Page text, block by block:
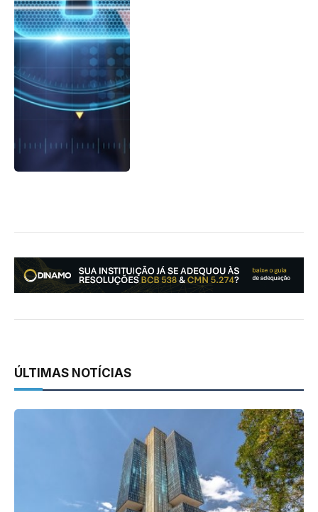
ÚLTIMAS NOTÍCIAS